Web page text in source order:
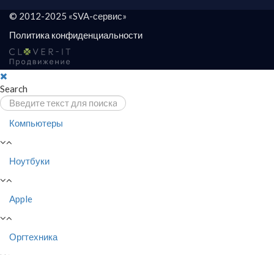
© 2012-2025 «SVA-сервис»
Политика конфиденциальности
Search
Компьютеры
Ноутбуки
Apple
Оргтехника